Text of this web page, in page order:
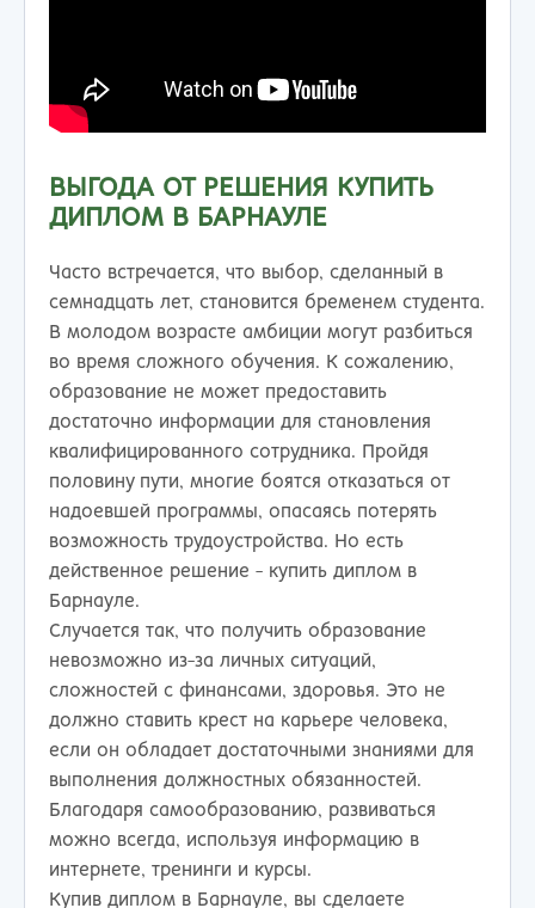
ВЫГОДА ОТ РЕШЕНИЯ КУПИТЬ
ДИПЛОМ В БАРНАУЛЕ
Часто встречается, что выбор, сделанный в
семнадцать лет, становится бременем студента.
В молодом возрасте амбиции могут разбиться
во время сложного обучения. К сожалению,
образование не может предоставить
достаточно информации для становления
квалифицированного сотрудника. Пройдя
половину пути, многие боятся отказаться от
надоевшей программы, опасаясь потерять
возможность трудоустройства. Но есть
действенное решение - купить диплом в
Барнауле.
Случается так, что получить образование
невозможно из-за личных ситуаций,
сложностей с финансами, здоровья. Это не
должно ставить крест на карьере человека,
если он обладает достаточными знаниями для
выполнения должностных обязанностей.
Благодаря самообразованию, развиваться
можно всегда, используя информацию в
интернете, тренинги и курсы.
Купив диплом в Барнауле, вы сделаете